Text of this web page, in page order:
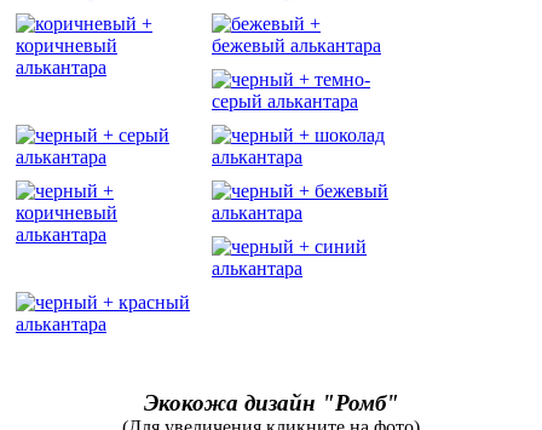
Экокожа дизайн "Ромб"